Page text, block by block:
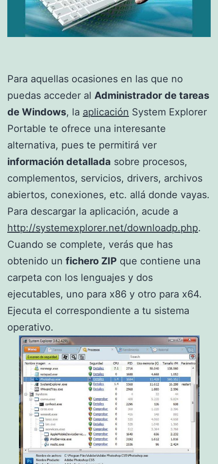
Para aquellas ocasiones en las que no
puedas acceder al Administrador de tareas
de Windows, la aplicación System Explorer
Portable te ofrece una interesante
alternativa, pues te permitirá ver
información detallada sobre procesos,
complementos, servicios, drivers, archivos
abiertos, conexiones, etc. allá donde vayas.
Para descargar la aplicación, acude a
http://systemexplorer.net/downloadp.php.
Cuando se complete, verás que has
obtenido un fichero ZIP que contiene una
carpeta con los lenguajes y dos
ejecutables, uno para x86 y otro para x64.
Ejecuta el correspondiente a tu sistema
operativo.